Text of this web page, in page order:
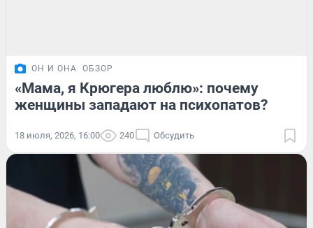
ОН И ОНА ОБЗОР
«Мама, я Крюгера люблю»: почему
женщины западают на психопатов?
18 июля, 2026, 16:00 240 Обсудить